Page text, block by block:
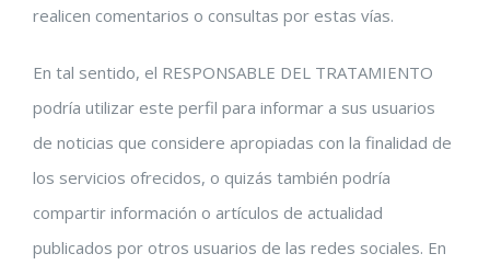
realicen comentarios o consultas por estas vías.
En tal sentido, el RESPONSABLE DEL TRATAMIENTO
podría utilizar este perfil para informar a sus usuarios
de noticias que considere apropiadas con la finalidad de
los servicios ofrecidos, o quizás también podría
compartir información o artículos de actualidad
publicados por otros usuarios de las redes sociales. En